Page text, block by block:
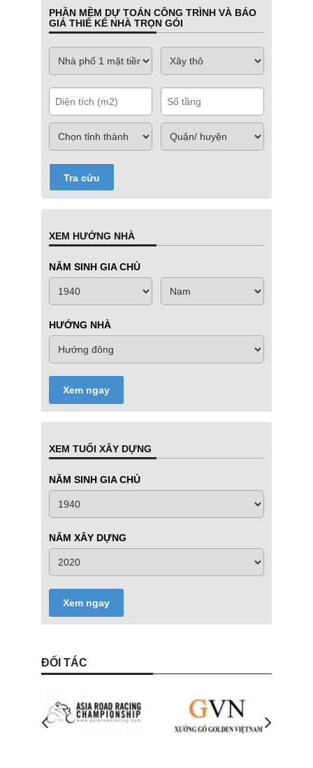
PHẦN MỀM DỰ TOÁN CÔNG TRÌNH VÀ BÁO
GIÁ THIẾ KẾ NHÀ TRỌN GÓI
Tra cứu
XEM HƯỚNG NHÀ
NĂM SINH GIA CHỦ
HƯỚNG NHÀ
Xem ngay
XEM TUỔI XÂY DỰNG
NĂM SINH GIA CHỦ
NĂM XÂY DỰNG
Xem ngay
ĐỐI TÁC